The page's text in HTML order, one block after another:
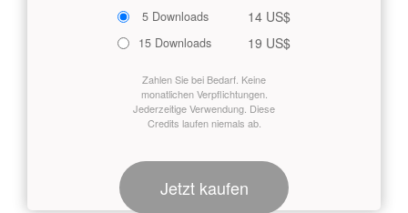
5 Downloads 14 US$
15 Downloads 19 US$
Zahlen Sie bei Bedarf. Keine
monatlichen Verpflichtungen.
Jederzeitige Verwendung. Diese
Credits laufen niemals ab.
Jetzt kaufen